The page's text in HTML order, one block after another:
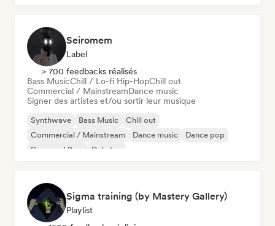
Seiromem
Label
> 700 feedbacks réalisés
Bass MusicChill / Lo-fi Hip-HopChill out
Commercial / MainstreamDance music
Signer des artistes et/ou sortir leur musique
Synthwave Bass Music
Chill out
Commercial / Mainstream
Dance music
Dance pop
Drum and Bass
Dubstep
Sigma training (by Mastery Gallery)
Playlist